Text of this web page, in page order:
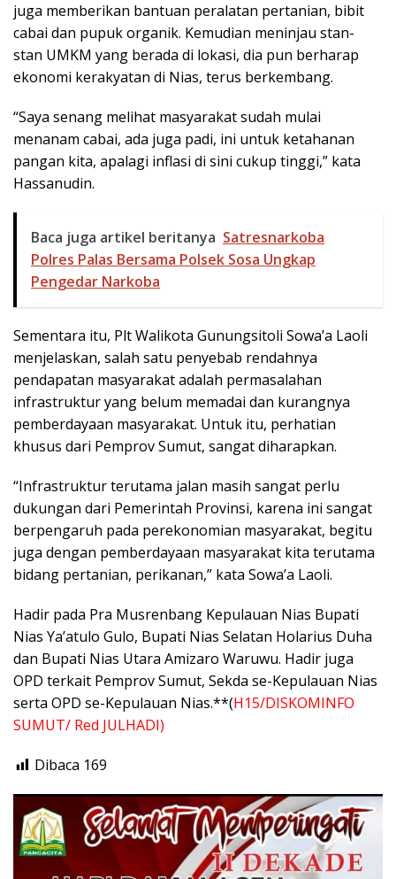
juga memberikan bantuan peralatan pertanian, bibit
cabai dan pupuk organik. Kemudian meninjau stan-
stan UMKM yang berada di lokasi, dia pun berharap
ekonomi kerakyatan di Nias, terus berkembang.
“Saya senang melihat masyarakat sudah mulai
menanam cabai, ada juga padi, ini untuk ketahanan
pangan kita, apalagi inflasi di sini cukup tinggi,” kata
Hassanudin.
Baca juga artikel beritanya Satresnarkoba
Polres Palas Bersama Polsek Sosa Ungkap
Pengedar Narkoba
Sementara itu, Plt Walikota Gunungsitoli Sowa’a Laoli
menjelaskan, salah satu penyebab rendahnya
pendapatan masyarakat adalah permasalahan
infrastruktur yang belum memadai dan kurangnya
pemberdayaan masyarakat. Untuk itu, perhatian
khusus dari Pemprov Sumut, sangat diharapkan.
“Infrastruktur terutama jalan masih sangat perlu
dukungan dari Pemerintah Provinsi, karena ini sangat
berpengaruh pada perekonomian masyarakat, begitu
juga dengan pemberdayaan masyarakat kita terutama
bidang pertanian, perikanan,” kata Sowa’a Laoli.
Hadir pada Pra Musrenbang Kepulauan Nias Bupati
Nias Ya’atulo Gulo, Bupati Nias Selatan Holarius Duha
dan Bupati Nias Utara Amizaro Waruwu. Hadir juga
OPD terkait Pemprov Sumut, Sekda se-Kepulauan Nias
serta OPD se-Kepulauan Nias.**(H15/DISKOMINFO
SUMUT/ Red JULHADI)
Dibaca 169